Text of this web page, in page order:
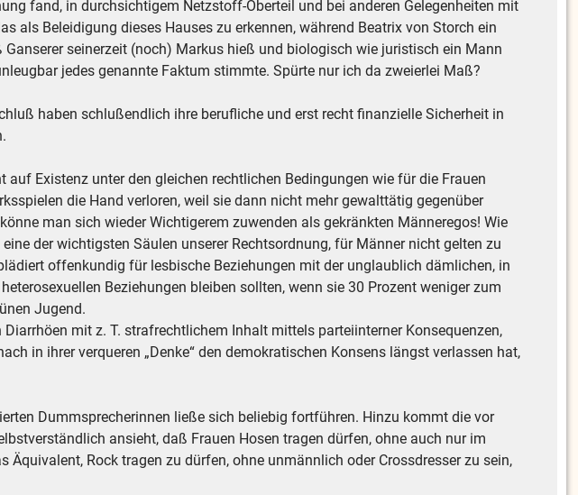
fand, in durchsichtigem Netzstoff-Oberteil und bei anderen Gelegenheiten mit
als Beleidigung dieses Hauses zu erkennen, während Beatrix von Storch ein
seinerzeit (noch) Markus hieß und biologisch wie juristisch ein Mann
jedes genannte Faktum stimmte. Spürte nur ich da zweierlei Maß?
haben schlußendlich ihre berufliche und erst recht finanzielle Sicherheit in
Existenz unter den gleichen rechtlichen Bedingungen wie für die Frauen
die Hand verloren, weil sie dann nicht mehr gewalttätig gegenüber
man sich wieder Wichtigerem zuwenden als gekränkten Männeregos! Wie
der wichtigsten Säulen unserer Rechtsordnung, für Männer nicht gelten zu
offenkundig für lesbische Beziehungen mit der unglaublich dämlichen, in
Beziehungen bleiben sollten, wenn sie 30 Prozent weniger zum
Jugend.
mit z. T. strafrechtlichem Inhalt mittels parteiinterner Konsequenzen,
in ihrer verqueren „Denke“ den demokratischen Konsens längst verlassen hat,
Dummsprecherinnen ließe sich beliebig fortführen. Hinzu kommt die vor
ansieht, daß Frauen Hosen tragen dürfen, ohne auch nur im
Rock tragen zu dürfen, ohne unmännlich oder Crossdresser zu sein,